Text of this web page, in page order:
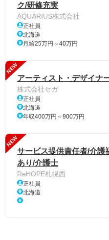
ク/研修充実
AQUARIUS株式会社
正社員
北海道
月給25万円～40万円
NEW
アーティスト・デザイナ
株式会社セガ
正社員
北海道
年収400万円～900万円
NEW
サービス提供責任者/介護
あり/介護士
ReHOPE札幌西
正社員
北海道